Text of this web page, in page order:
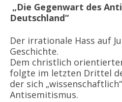
„Die Gegenwart des
Deutschland“
Der irrationale Hass auf
Geschichte.
Dem christlich
folgte im letzten Drittel
der sich
Antisemitismus.